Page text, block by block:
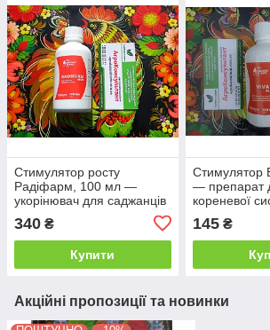
Стимулятор росту
Радіфарм, 100 мл —
укорінювач для саджанців
хвойних і овочевих культур
340 ₴
Купити
Стимулятор
— препарат
кореневої
ґрунту
145₴
Акційні пропозиції та новинки